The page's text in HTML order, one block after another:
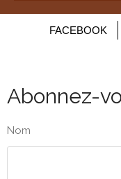
FACEBOOK
Abonnez-
Nom